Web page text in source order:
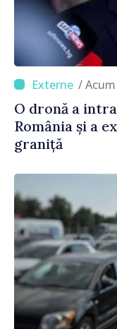
/
O dronă a
România și a
graniță